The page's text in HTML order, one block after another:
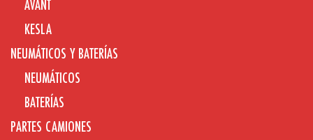
AVANT
KESLA
NEUMÁTICOS Y BATERÍAS
NEUMÁTICOS
BATERÍAS
PARTES CAMIONES